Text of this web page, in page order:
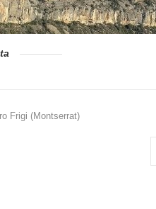
Frigi (Montserrat)